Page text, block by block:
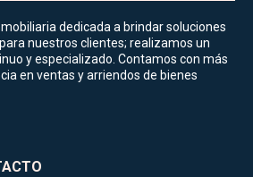
dedicada a brindar soluciones
nuestros clientes; realizamos un
y especializado. Contamos con más
en ventas y arriendos de bienes